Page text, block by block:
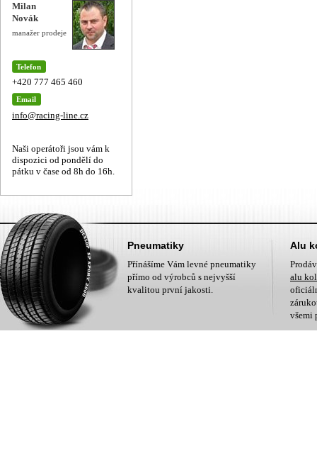
Milan
Novák
manažer prodeje
Telefon
+420 777 465 460
Email
info@racing-line.cz
Naši operátoři jsou vám k
dispozici od pondělí do
pátku v čase od 8h do 16h.
Pneumatiky
Přínášíme Vám levné pneumatiky
přímo od výrobců s nejvyšší
kvalitou první jakosti.
Alu
alu
všemi